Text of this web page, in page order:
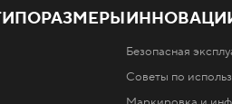
Безопасная
Советы по